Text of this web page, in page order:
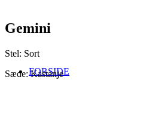
FORSIDE
Gemini
Stel: Sort
Sæde: Kastanje